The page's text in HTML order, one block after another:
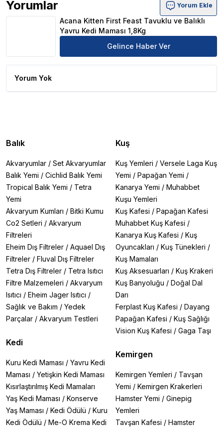
Yorumlar
Acana Kitten First Feast Tavuklu ve Balıklı Yavru Kedi
Yorum Ekle
Acana Kitten First Feast Tavuklu ve Balıklı
Yavru Kedi Maması 1,8Kg
Gelince Haber Ver
Yorum Yok
Balık
Akvaryumlar / Set Akvaryumlar
Balık Yemi / Cichlid Balık Yemi
Tropical Balık Yemi / Tetra
Yemi
Akvaryum Kumları / Bitki Kumu
Co2 Setleri / Akvaryum
Filtreleri
Eheim Dış Filtreler / Aquael Dış
Filtreler / Fluval Dış Filtreler
Tetra Dış Filtreler / Tetra Isıtıcı
Filtre Malzemeleri / Akvaryum
Isıtıcı / Eheim Jager Isıtıcı /
Sağlık ve Bakım / Yedek
Parçalar / Akvaryum Testleri
Kedi
Kuru Kedi Maması / Yavru Kedi
Maması / Yetişkin Kedi Maması
Kısırlaştırılmış Kedi Mamaları
Yaş Kedi Maması / Konserve
Yaş Maması / Kedi Ödülü / Kuru
Kedi Ödülü / Me-O Krema Kedi
Kuş
Kuş Yemleri / Versele Laga Kuş
Yemi / Papağan Yemi /
Kanarya Yemi / Muhabbet
Kuşu Yemleri
Kuş Kafesi / Papağan Kafesi
Muhabbet Kuş Kafesi /
Kanarya Kuş Kafesi / Kuş
Oyuncakları / Kuş Tünekleri /
Kuş Mamaları
Kuş Aksesuarları / Kuş Krakeri
Kuş Banyoluğu / Doğal Dal
Darı
Ferplast Kuş Kafesi / Dayang
Papağan Kafesi / Kuş Sağlığı
Vision Kuş Kafesi / Gaga Taşı
Kemirgen
Kemirgen Yemleri / Tavşan
Yemi / Kemirgen Krakerleri
Hamster Yemi / Ginepig
Yemleri
Tavşan Kafesi / Hamster